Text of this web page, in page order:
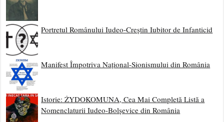
Portretul Românului Iudeo-Creștin Iubitor de Infanticid
Manifest Împotriva Național-Sionismului din România
Istorie: ŻYDOKOMUNA, Cea Mai Completă Listă a
Nomenclaturii Iudeo-Bolșevice din România